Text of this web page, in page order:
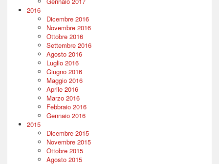
2016
Dicembre 2016
Novembre 2016
Ottobre 2016
Settembre 2016
Agosto 2016
Luglio 2016
Giugno 2016
Maggio 2016
Aprile 2016
Marzo 2016
Febbraio 2016
Gennaio 2016
2015
Dicembre 2015
Novembre 2015
Ottobre 2015
Agosto 2015